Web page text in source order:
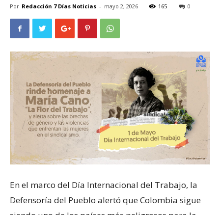
Por Redacción 7 Días Noticias - mayo 2, 2026 165 0
En el marco del Día Internacional del Trabajo, la
Defensoría del Pueblo alertó que Colombia sigue